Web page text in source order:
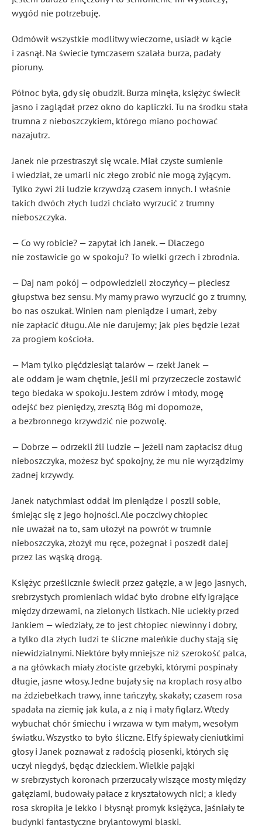
wygód nie potrzebuję.
Odmówił wszystkie modlitwy wieczorne, usiadł w kącie
i zasnął. Na świecie tymczasem szalała burza, padały
pioruny.
Północ była, gdy się obudził. Burza minęła, księżyc świecił
jasno i zaglądał przez okno do kapliczki. Tu na środku stała
trumna z nieboszczykiem, którego miano pochować
nazajutrz.
Janek nie przestraszył się wcale. Miał czyste sumienie
i wiedział, że umarli nic złego zrobić nie mogą żyjącym.
Tylko żywi źli ludzie krzywdzą czasem innych. I właśnie
takich dwóch złych ludzi chciało wyrzucić z trumny
nieboszczyka.
— Co wy robicie? — zapytał ich Janek. — Dlaczego
nie zostawicie go w spokoju? To wielki grzech i zbrodnia.
— Daj nam pokój — odpowiedzieli złoczyńcy — pleciesz
głupstwa bez sensu. My mamy prawo wyrzucić go z trumny,
bo nas oszukał. Winien nam pieniądze i umarł, żeby
nie zapłacić długu. Ale nie darujemy; jak pies będzie leżał
za progiem kościoła.
— Mam tylko pięćdziesiąt talarów — rzekł Janek —
ale oddam je wam chętnie, jeśli mi przyrzeczecie zostawić
tego biedaka w spokoju. Jestem zdrów i młody, mogę
odejść bez pieniędzy, zresztą Bóg mi dopomoże,
a bezbronnego krzywdzić nie pozwolę.
— Dobrze — odrzekli źli ludzie — jeżeli nam zapłacisz dług
nieboszczyka, możesz być spokojny, że mu nie wyrządzimy
żadnej krzywdy.
Janek natychmiast oddał im pieniądze i poszli sobie,
śmiejąc się z jego hojności. Ale poczciwy chłopiec
nie uważał na to, sam ułożył na powrót w trumnie
nieboszczyka, złożył mu ręce, pożegnał i poszedł dalej
przez las wąską drogą.
Księżyc prześlicznie świecił przez gałęzie, a w jego jasnych,
srebrzystych promieniach widać było drobne elfy igrające
między drzewami, na zielonych listkach. Nie uciekły przed
Jankiem — wiedziały, że to jest chłopiec niewinny i dobry,
a tylko dla złych ludzi te śliczne maleńkie duchy stają się
niewidzialnymi. Niektóre były mniejsze niż szerokość palca,
a na główkach miały złociste grzebyki, którymi pospinały
długie, jasne włosy. Jedne bujały się na kroplach rosy albo
na ździebełkach trawy, inne tańczyły, skakały; czasem rosa
spadała na ziemię jak kula, a z nią i mały figlarz. Wtedy
wybuchał chór śmiechu i wrzawa w tym małym, wesołym
światku. Wszystko to było śliczne. Elfy śpiewały cieniutkimi
głosy i Janek poznawał z radością piosenki, których się
uczył niegdyś, będąc dzieckiem. Wielkie pająki
w srebrzystych koronach przerzucały wiszące mosty między
gałęziami, budowały pałace z kryształowych nici; a kiedy
rosa skropiła je lekko i błysnął promyk księżyca, jaśniały te
budynki fantastyczne brylantowymi blaski.